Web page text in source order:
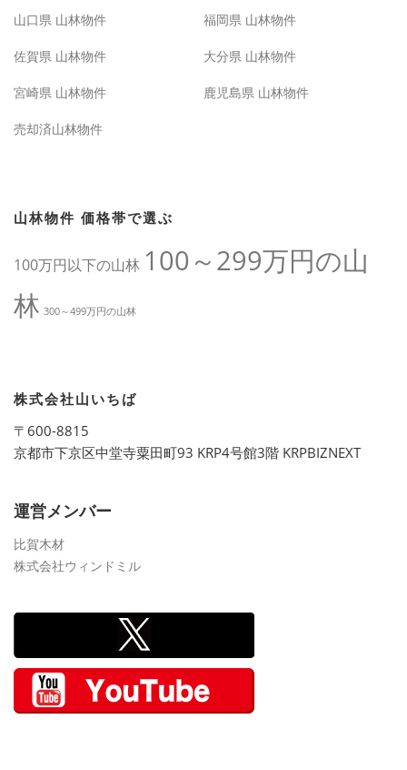
山口県 山林物件 福岡県 山林物件
佐賀県 山林物件 大分県 山林物件
宮崎県 山林物件 鹿児島県 山林物件
売却済山林物件
山林物件 価格帯で選ぶ
100万円以下の山林 100～299万円の山
林 300～499万円の山林
株式会社山いちば
〒600-8815
京都市下京区中堂寺粟田町93 KRP4号館3階 KRPBIZNEXT
運営メンバー
比賀木材
株式会社ウィンドミル